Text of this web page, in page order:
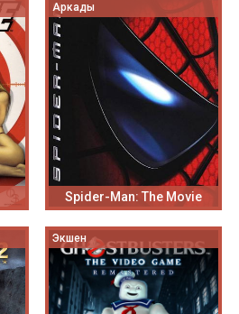
Аркады
Spider-Man: The Movie
Экшен